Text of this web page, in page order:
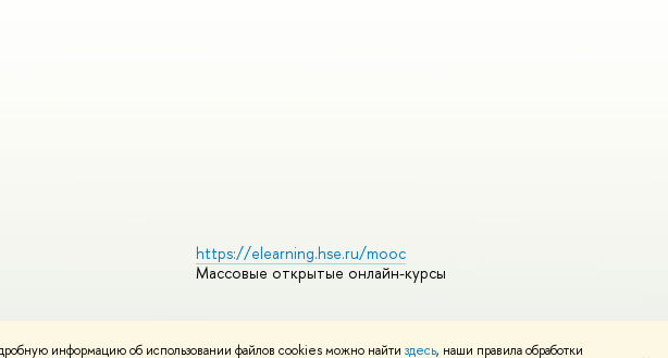
информацию об использовании файлов cookies можно найти здесь, наши правила обработки
https://elearning.hse.ru/mooc
Массовые открытые онлайн-курсы
Редактору